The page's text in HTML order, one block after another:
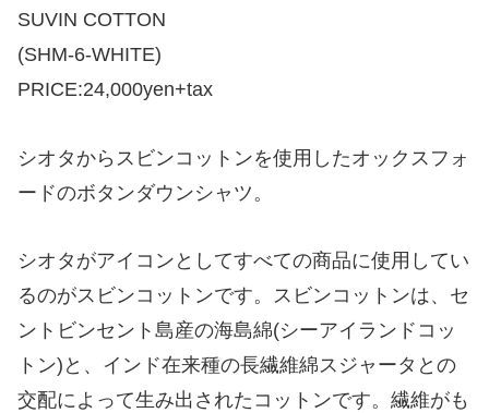
SUVIN COTTON
(SHM-6-WHITE)
PRICE:24,000yen+tax
シオタからスビンコットンを使用したオックスフォ
ードのボタンダウンシャツ。
シオタがアイコンとしてすべての商品に使用してい
るのがスビンコットンです。スビンコットンは、セ
ントビンセント島産の海島綿(シーアイランドコッ
トン)と、インド在来種の長繊維綿スジャータとの
交配によって生み出されたコットンです。繊維がも